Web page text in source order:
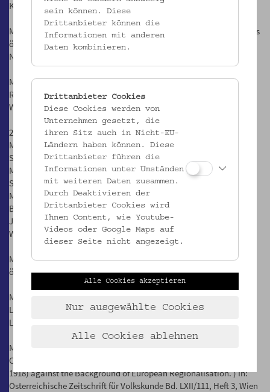
Kittsee 2005, S.6-16
Matthias Beitl, Erinnerung sammeln. Zwei Ausstellungsprojekte des
österreichischen Museums für Volkskunde im Gedächtnistrend. In:
Neues Museum/H.1, 2005, S.25-28
Matthias Beitl, Spar Dir Was! Vom Begehren zum Vermehren. In:
Report. Magazin für Kunst und Zivilgesellschaft in Zentraleuropa.
Wien, Erste Group, 2005, S.14-15
2008
Matthias Beitl, Schulsparen – Mentalität, Moral und Markt. Eine
Skizze zu Jugend und Sparkultur entlang einer Betriebszeitung. In:
Mitteilungsblatt des Bezirksmuseums Alsergrund. - 49(2008): 191,
S.9-12
Matthias Beitl, Das Ethnographische Museum Schloss Kittsee,
Burgenland, Österreich. Ein Fenster schließt sich… In: Georg
Jankovic (Red.): IDM-Info Europa. Kulturführer Mitteleuropa 2008.
Wien 2008, S.24
Matthias Beitl, Ein Fenster schließt sich… In: Neues Museum. Die
österreichische Museumszeitschrift. 08/2, Juli 2008, S.61-64
Matthias Beitl, museum_inside_out. Ein museologischer
Laborversuch. In: Österreichische Zeitschrift für Volkskunde Bd.
LXII/111, Heft 2, Wien 2008, S.145-156
Matthias Beitl, Regional Culture as Reflected by Museum
Collections. Analyses of the Collections of Rudolf Trebitsch (1876-
1918) against the Background of European Regionalisation. ) In:
Österreichische Zeitschrift für Volkskunde Bd. LXII/111, Heft 3, Wien
sein können. Diese
Drittanbieter können die
Informationen mit anderen
Daten kombinieren.
Drittanbieter Cookies
Diese Cookies werden von
Unternehmen gesetzt, die
ihren Sitz auch in Nicht-EU-
Ländern haben können. Diese
Drittanbieter führen die
Informationen unter Umständen
mit weiteren Daten zusammen.
Durch Deaktivieren der
Drittanbieter Cookies wird
Ihnen Content, wie Youtube-
Videos oder Google Maps auf
dieser Seite nicht angezeigt.
Alle Cookies akzeptieren
Nur ausgewählte Cookies
Alle Cookies ablehnen